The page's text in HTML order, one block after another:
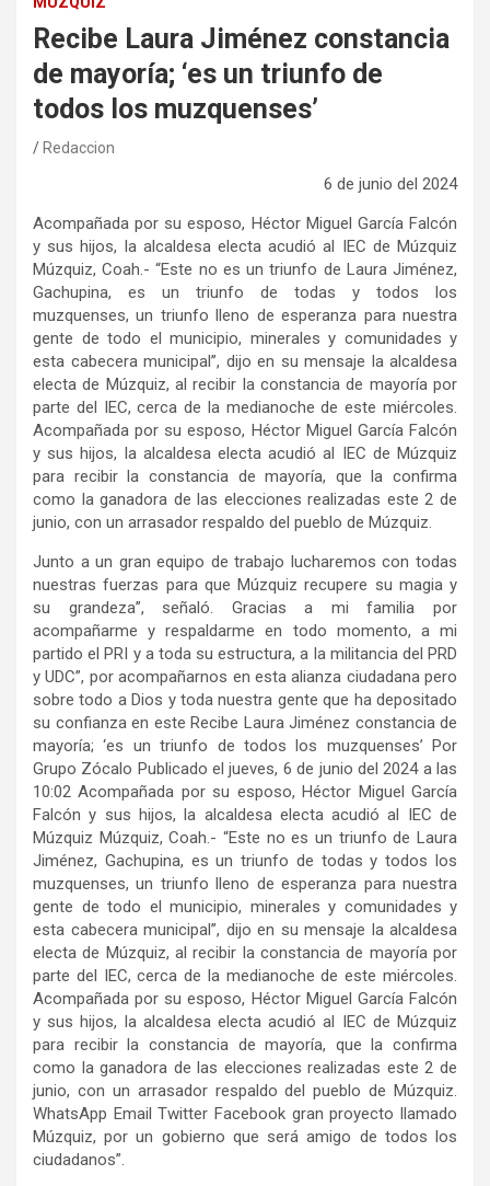
Recibe Laura Jiménez constancia
de mayoría; ‘es un triunfo de
todos los muzquenses’
Redaccion
6 de junio del 2024
Acompañada por su esposo, Héctor Miguel García Falcón
y sus hijos, la alcaldesa electa acudió al IEC de Múzquiz
Múzquiz, Coah.- “Este no es un triunfo de Laura Jiménez,
Gachupina, es un triunfo de todas y todos los
muzquenses, un triunfo lleno de esperanza para nuestra
gente de todo el municipio, minerales y comunidades y
esta cabecera municipal”, dijo en su mensaje la alcaldesa
electa de Múzquiz, al recibir la constancia de mayoría por
parte del IEC, cerca de la medianoche de este miércoles.
Acompañada por su esposo, Héctor Miguel García Falcón
y sus hijos, la alcaldesa electa acudió al IEC de Múzquiz
para recibir la constancia de mayoría, que la confirma
como la ganadora de las elecciones realizadas este 2 de
junio, con un arrasador respaldo del pueblo de Múzquiz.
Junto a un gran equipo de trabajo lucharemos con todas
nuestras fuerzas para que Múzquiz recupere su magia y
su grandeza”, señaló. Gracias a mi familia por
acompañarme y respaldarme en todo momento, a mi
partido el PRI y a toda su estructura, a la militancia del PRD
y UDC”, por acompañarnos en esta alianza ciudadana pero
sobre todo a Dios y toda nuestra gente que ha depositado
su confianza en este Recibe Laura Jiménez constancia de
mayoría; ‘es un triunfo de todos los muzquenses’ Por
Grupo Zócalo Publicado el jueves, 6 de junio del 2024 a las
10:02 Acompañada por su esposo, Héctor Miguel García
Falcón y sus hijos, la alcaldesa electa acudió al IEC de
Múzquiz Múzquiz, Coah.- “Este no es un triunfo de Laura
Jiménez, Gachupina, es un triunfo de todas y todos los
muzquenses, un triunfo lleno de esperanza para nuestra
gente de todo el municipio, minerales y comunidades y
esta cabecera municipal”, dijo en su mensaje la alcaldesa
electa de Múzquiz, al recibir la constancia de mayoría por
parte del IEC, cerca de la medianoche de este miércoles.
Acompañada por su esposo, Héctor Miguel García Falcón
y sus hijos, la alcaldesa electa acudió al IEC de Múzquiz
para recibir la constancia de mayoría, que la confirma
como la ganadora de las elecciones realizadas este 2 de
junio, con un arrasador respaldo del pueblo de Múzquiz.
WhatsApp Email Twitter Facebook gran proyecto llamado
Múzquiz, por un gobierno que será amigo de todos los
ciudadanos”.